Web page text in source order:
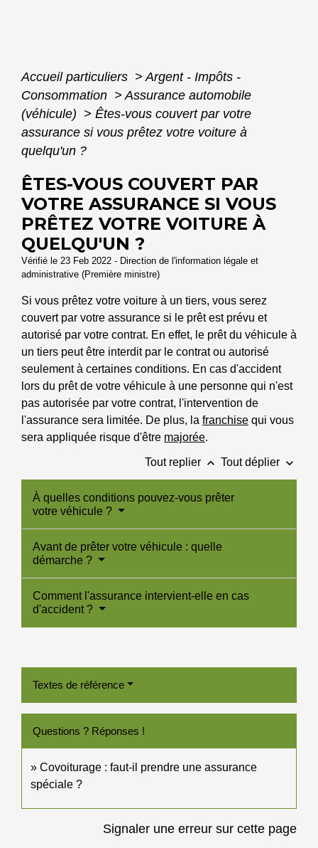
Accueil particuliers > Argent - Impôts -
Consommation > Assurance automobile
(véhicule) > Êtes-vous couvert par votre
assurance si vous prêtez votre voiture à
quelqu'un ?
ÊTES-VOUS COUVERT PAR
VOTRE ASSURANCE SI VOUS
PRÊTEZ VOTRE VOITURE À
QUELQU'UN ?
Vérifié le 23 Feb 2022 - Direction de l'information légale et
administrative (Première ministre)
Si vous prêtez votre voiture à un tiers, vous serez
couvert par votre assurance si le prêt est prévu et
autorisé par votre contrat. En effet, le prêt du véhicule à
un tiers peut être interdit par le contrat ou autorisé
seulement à certaines conditions. En cas d'accident
lors du prêt de votre véhicule à une personne qui n'est
pas autorisée par votre contrat, l'intervention de
l'assurance sera limitée. De plus, la franchise qui vous
sera appliquée risque d'être majorée.
Tout replier keyboard_arrow_up Tout déplier keyboard_arrow_down
À quelles conditions pouvez-vous prêter
votre véhicule ?
Avant de prêter votre véhicule : quelle
démarche ?
Comment l'assurance intervient-elle en cas
d'accident ?
Textes de référence
Questions ? Réponses !
Covoiturage : faut-il prendre une assurance
spéciale ?
Signaler une erreur sur cette page